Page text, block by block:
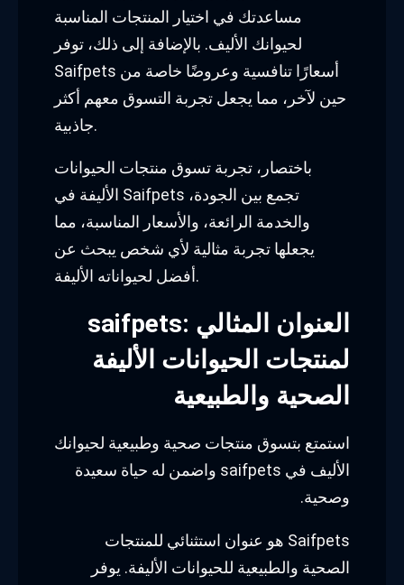
مساعدتك في اختيار المنتجات المناسبة
لحيوانك الأليف. بالإضافة إلى ذلك، توفر
Saifpets أسعارًا تنافسية وعروضًا خاصة من
حين لآخر، مما يجعل تجربة التسوق معهم أكثر
جاذبية.
باختصار، تجربة تسوق منتجات الحيوانات
الأليفة في Saifpets تجمع بين الجودة،
والخدمة الرائعة، والأسعار المناسبة، مما
يجعلها تجربة مثالية لأي شخص يبحث عن
أفضل لحيواناته الأليفة.
saifpets: العنوان المثالي
لمنتجات الحيوانات الأليفة
الصحية والطبيعية
استمتع بتسوق منتجات صحية وطبيعية لحيوانك
الأليف في saifpets واضمن له حياة سعيدة
وصحية.
Saifpets هو عنوان استثنائي للمنتجات
الصحية والطبيعية للحيوانات الأليفة. يوفر